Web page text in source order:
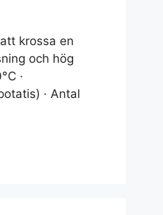
krossa en
och hög
·
· Antal